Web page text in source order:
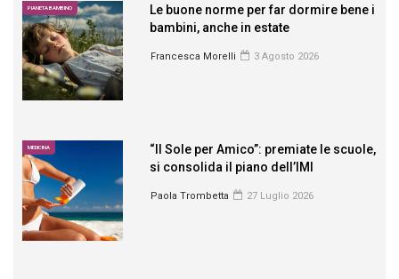
PIANETA BAMBINO
Le buone norme per far dormire bene i
bambini, anche in estate
Francesca Morelli 3 Agosto 2026
MEDICINA
“Il Sole per Amico”: premiate le scuole,
si consolida il piano dell’IMI
Paola Trombetta 27 Luglio 2026